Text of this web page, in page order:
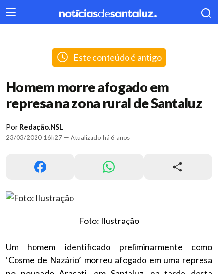
404
Este conteúdo é antigo
Homem morre afogado em
represa na zona rural de Santaluz
Por Redação.NSL
23/03/2020 16h27 — Atualizado há 6 anos
Foto: Ilustração
Um homem identificado preliminarmente como
‘Cosme de Nazário’ morreu afogado em uma represa